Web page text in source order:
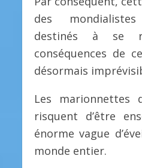
des
destinés à se
conséquences de
désormais
Les marionnettes
risquent d’être
énorme vague
monde entier.